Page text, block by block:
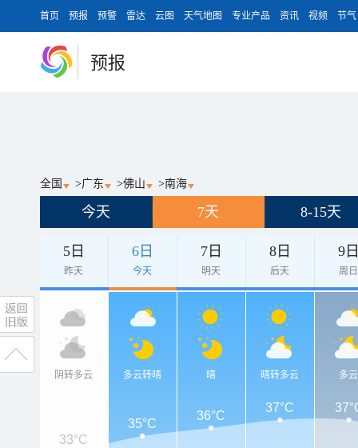
首页 预报 预警 雷达 云图 天气地图 专业产品 资讯 视频 节气
预报
全国 >广东 >佛山 >南海
今天 7天 8-15天
5日
昨天
6日
今天
7日
明天
8日
后天
9
周日
阴转多云 多云转晴 晴 晴转多云 多云
33°C
35°C
36°C
37°C